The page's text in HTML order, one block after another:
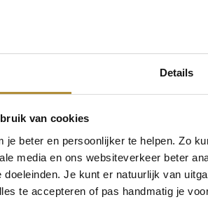
Details
van cookies
je beter en persoonlijker te helpen. Zo
media en ons websiteverkeer beter
Je kunt er natuurlijk van
te accepteren of pas handmatig je